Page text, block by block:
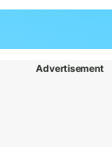
Advertisement